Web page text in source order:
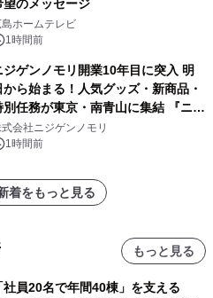
望のメッセージ
島ホームテレビ
1時間前
ジゲンノモリ開業10年目に突入 明
から始まる！人気グッズ・新商品・
別任務が東京・南青山に集結 『ニジ
ンノモリ POPUPストア in Annex
』
会社ニジゲンノモリ
1時間前
着をもっと見る
もっと見る
社員20名で年間40棟」を支える